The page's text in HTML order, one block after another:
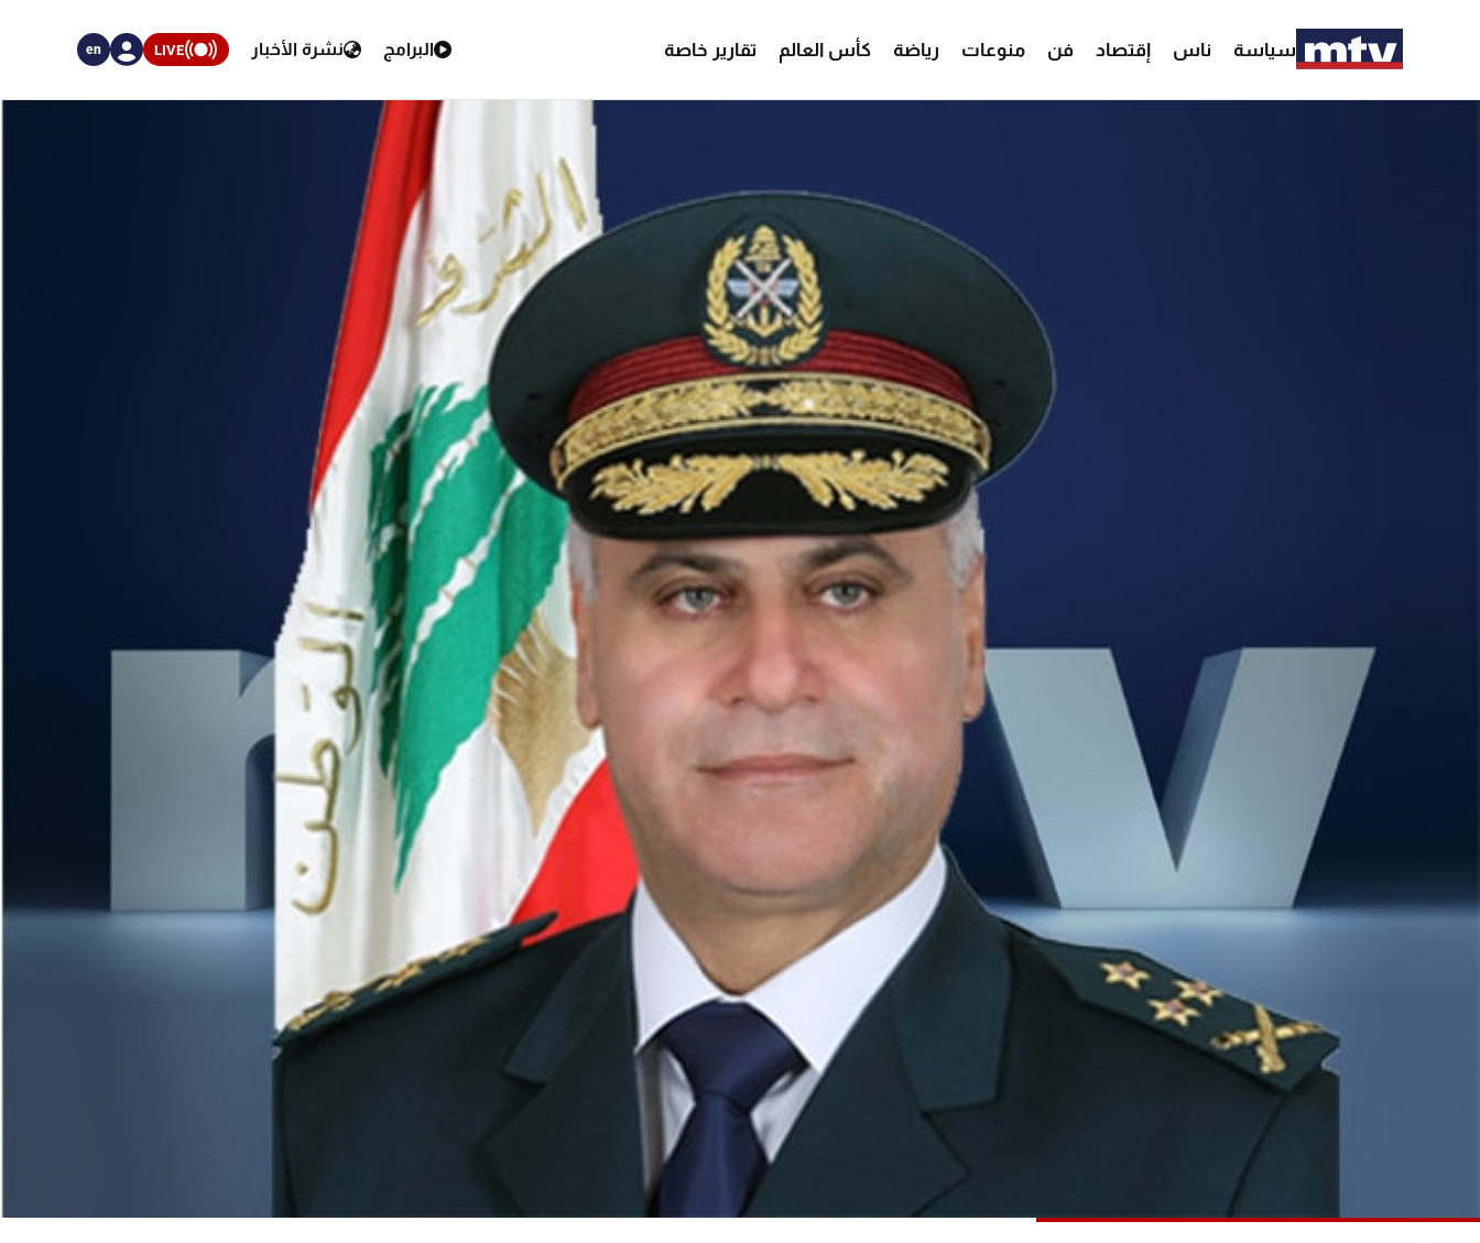
سياسة ناس إقتصاد فن منوعات رياضة كأس العالم تقارير خاصة البرامج نشرة الأخبار LIVE
en